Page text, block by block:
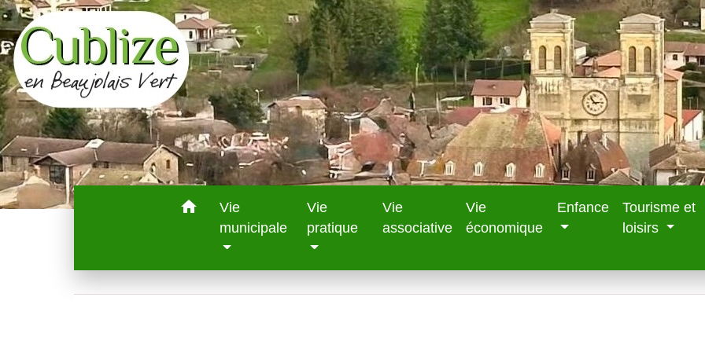
home
Vie
municipale
Vie
pratique
Vie
associative
Vie
économique
Enfance
Tourisme et
loisirs